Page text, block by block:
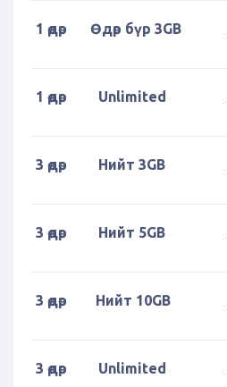
1 өдөр Өдөр бүр 3GB
1 өдөр Unlimited
3 өдөр Нийт 3GB
3 өдөр Нийт 5GB
3 өдөр Нийт 10GB
3 өдөр Unlimited